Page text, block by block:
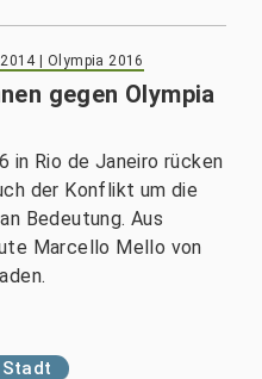
| Olympia 2016
gegen Olympia
in Rio de Janeiro rücken
der Konflikt um die
Bedeutung. Aus
Marcello Mello von
Stadt